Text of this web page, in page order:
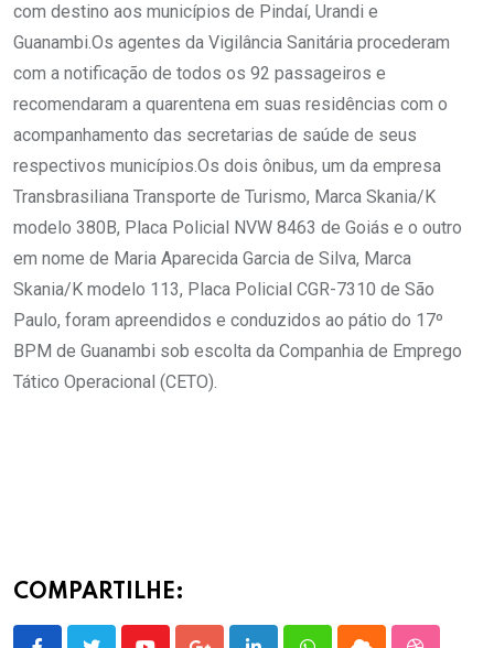
com destino aos municípios de Pindaí, Urandi e
Guanambi.Os agentes da Vigilância Sanitária procederam
com a notificação de todos os 92 passageiros e
recomendaram a quarentena em suas residências com o
acompanhamento das secretarias de saúde de seus
respectivos municípios.Os dois ônibus, um da empresa
Transbrasiliana Transporte de Turismo, Marca Skania/K
modelo 380B, Placa Policial NVW 8463 de Goiás e o outro
em nome de Maria Aparecida Garcia de Silva, Marca
Skania/K modelo 113, Placa Policial CGR-7310 de São
Paulo, foram apreendidos e conduzidos ao pátio do 17º
BPM de Guanambi sob escolta da Companhia de Emprego
Tático Operacional (CETO).
COMPARTILHE: